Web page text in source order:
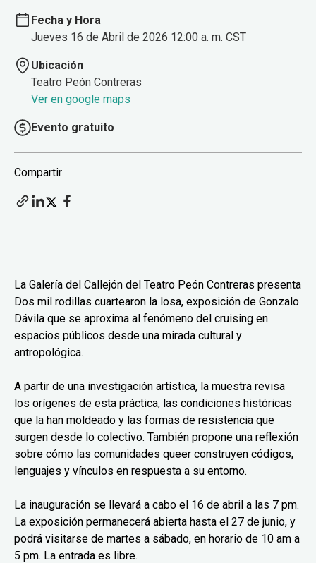
Fecha y Hora
Jueves 16 de Abril de 2026 12:00 a. m. CST
Ubicación
Teatro Peón Contreras
Ver en google maps
Evento gratuito
Compartir
La Galería del Callejón del Teatro Peón Contreras presenta
Dos mil rodillas cuartearon la losa, exposición de Gonzalo
Dávila que se aproxima al fenómeno del cruising en
espacios públicos desde una mirada cultural y
antropológica.
A partir de una investigación artística, la muestra revisa
los orígenes de esta práctica, las condiciones históricas
que la han moldeado y las formas de resistencia que
surgen desde lo colectivo. También propone una reflexión
sobre cómo las comunidades queer construyen códigos,
lenguajes y vínculos en respuesta a su entorno.
La inauguración se llevará a cabo el 16 de abril a las 7 pm.
La exposición permanecerá abierta hasta el 27 de junio, y
podrá visitarse de martes a sábado, en horario de 10 am a
5 pm. La entrada es libre.